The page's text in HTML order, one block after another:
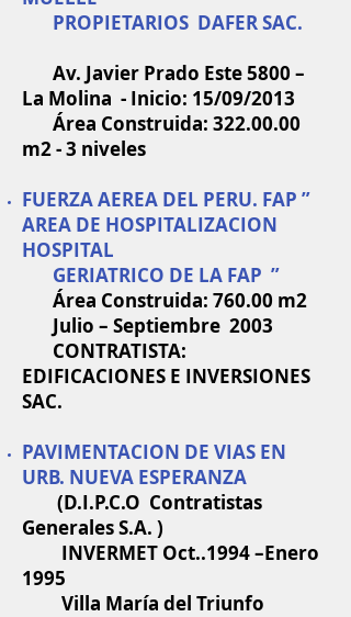
PROPIETARIOS DAFER SAC.
Av. Javier Prado Este 5800 –
La Molina - Inicio: 15/09/2013
Área Construida: 322.00.00
m2 - 3 niveles
FUERZA AEREA DEL PERU. FAP ”
AREA DE HOSPITALIZACION
HOSPITAL
GERIATRICO DE LA FAP ”
Área Construida: 760.00 m2
Julio – Septiembre 2003
CONTRATISTA:
EDIFICACIONES E INVERSIONES
SAC.
PAVIMENTACION DE VIAS EN
URB. NUEVA ESPERANZA
(D.I.P.C.O Contratistas
Generales S.A. )
INVERMET Oct..1994 –Enero
1995
Villa María del Triunfo